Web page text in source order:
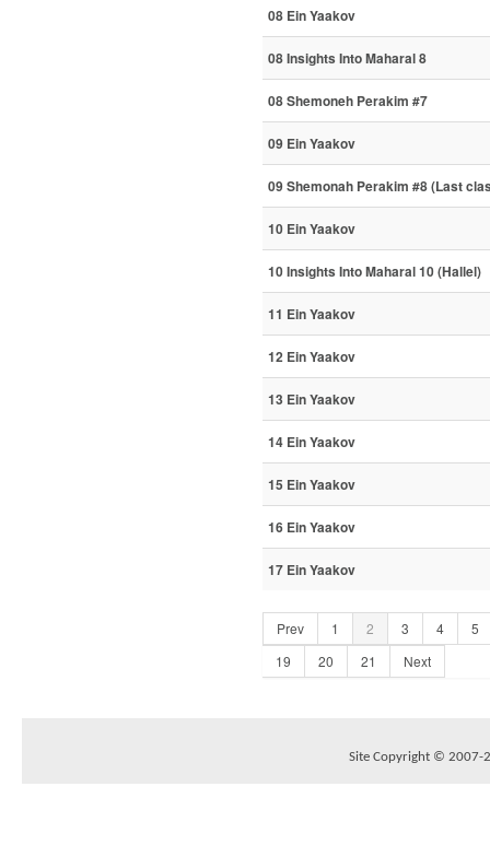
08 Ein Yaakov
08 Insights Into Maharal 8
08 Shemoneh Perakim #7
09 Ein Yaakov
09 Shemonah Perakim #8 (Last
10 Ein Yaakov
10 Insights Into Maharal 10 (Hallel)
11 Ein Yaakov
12 Ein Yaakov
13 Ein Yaakov
14 Ein Yaakov
15 Ein Yaakov
16 Ein Yaakov
17 Ein Yaakov
Prev 1 2 3 4
5
19
20 21 Next
Site Copyright © 2007-